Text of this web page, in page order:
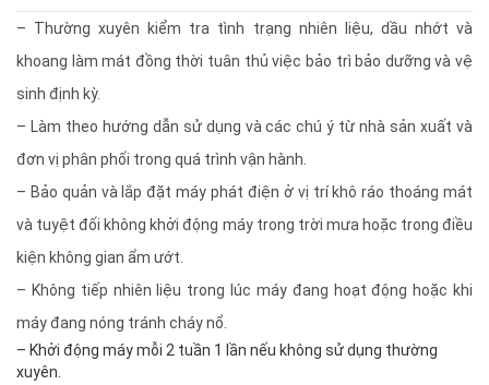
– Thường xuyên kiểm tra tình trạng nhiên liệu, dầu nhớt và
khoang làm mát đồng thời tuân thủ việc bảo trì bảo dưỡng và vệ
sinh định kỳ.
– Làm theo hướng dẫn sử dụng và các chú ý từ nhà sản xuất và
đơn vị phân phối trong quá trình vận hành.
– Bảo quản và lắp đặt máy phát điện ở vị trí khô ráo thoáng mát
và tuyệt đối không khởi động máy trong trời mưa hoặc trong điều
kiện không gian ẩm ướt.
– Không tiếp nhiên liệu trong lúc máy đang hoạt động hoặc khi
máy đang nóng tránh cháy nổ.
– Khởi động máy mỗi 2 tuần 1 lần nếu không sử dụng thường
xuyên.